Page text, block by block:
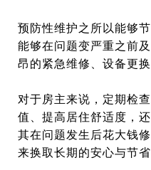
预防性维护之所以能够
能够在问题变严重之前
昂的紧急维修、设备更
对于房主来说，定期检
值、提高居住舒适度，
其在问题发生后花大钱
来换取长期的安心与节省